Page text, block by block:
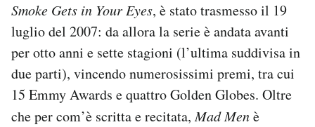
Notifiche mobile
Regala il Post
Hai bisogno di aiuto?
Esci
Smoke Gets in Your Eyes, è stato trasmesso il 19
luglio del 2007: da allora la serie è andata avanti
per otto anni e sette stagioni (l’ultima suddivisa in
due parti), vincendo numerosissimi premi, tra cui
15 Emmy Awards e quattro Golden Globes. Oltre
che per com’è scritta e recitata,Mad Menè